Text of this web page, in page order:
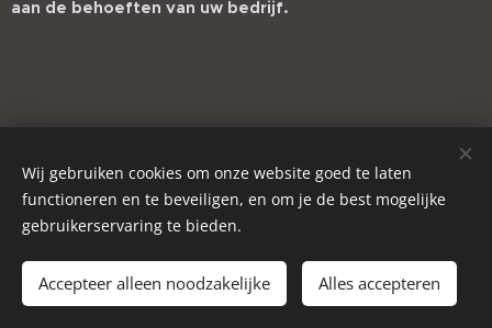
aan de behoeften van uw bedrijf.
Cookies
Talen
Deutsch
Wij gebruiken cookies om onze website goed te laten
functioneren en te beveiligen, en om je de best mogelijke
gebruikerservaring te bieden.
Accepteer alleen noodzakelijke Alles accepteren